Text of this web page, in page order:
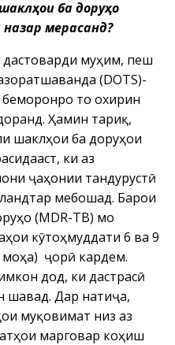
ба доруҳо
мерасанд?
муҳим, пеш
(DOTS)-
то охирин
Ҳамин тариқ,
шаклҳои ба доруҳои
ки аз
ҷаҳонии тандурустӣ
мебошад. Барои
(MDR-TB) мо
кӯтоҳмуддати 6 ва 9
моҳа) ҷорӣ кардем.
дод, ки дастрасӣ
шавад. Дар натиҷа,
муқовимат низ аз
марговар коҳиш